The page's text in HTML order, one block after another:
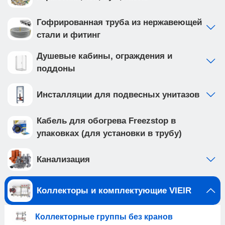
Гофрированная труба из нержавеющей
стали и фитинг
Душевые кабины, ограждения и
поддоны
Инсталляции для подвесных унитазов
Кабель для обогрева Freezstop в
упаковках (для установки в трубу)
Канализация
Коллекторы и комплектующие VIEIR
Коллекторные группы без кранов